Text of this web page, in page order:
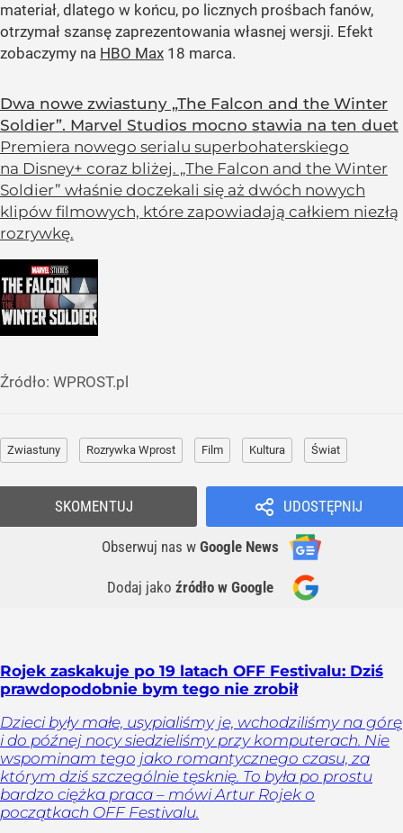
materiał, dlatego w końcu, po licznych prośbach fanów,
otrzymał szansę zaprezentowania własnej wersji. Efekt
zobaczymy na HBO Max 18 marca.
Dwa nowe zwiastuny „The Falcon and the Winter
Soldier”. Marvel Studios mocno stawia na ten duet
Premiera nowego serialu superbohaterskiego
na Disney+ coraz bliżej. „The Falcon and the Winter
Soldier” właśnie doczekali się aż dwóch nowych
klipów filmowych, które zapowiadają całkiem niezłą
rozrywkę.
Źródło: WPROST.pl
Zwiastuny Rozrywka Wprost Film Kultura Świat
UDOSTĘPNIJ
Obserwuj nas w Google News
Dodaj jako źródło w Google
SKOMENTUJ
Rojek zaskakuje po 19 latach OFF Festivalu: Dziś
prawdopodobnie bym tego nie zrobił
Dzieci były małe, usypialiśmy je, wchodziliśmy na górę
i do późnej nocy siedzieliśmy przy komputerach. Nie
wspominam tego jako romantycznego czasu, za
którym dziś szczególnie tęsknię. To była po prostu
bardzo ciężka praca – mówi Artur Rojek o
początkach OFF Festivalu.